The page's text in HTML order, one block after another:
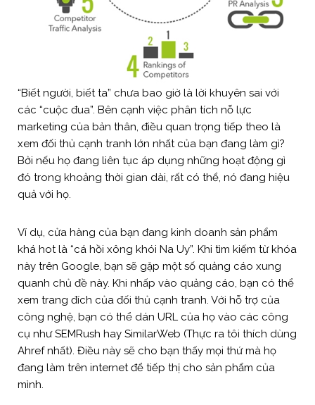
“Biết người, biết ta” chưa bao giờ là lời khuyên sai với
các “cuộc đua”. Bên cạnh việc phân tích nỗ lực
marketing của bản thân, điều quan trọng tiếp theo là
xem đối thủ cạnh tranh lớn nhất của bạn đang làm gì?
Bởi nếu họ đang liên tục áp dụng những hoạt động gì
đó trong khoảng thời gian dài, rất có thể, nó đang hiệu
quả với họ.
Ví dụ, cửa hàng của bạn đang kinh doanh sản phẩm
khá hot là “cá hồi xông khói Na Uy”. Khi tìm kiếm từ khóa
này trên Google, bạn sẽ gặp một số quảng cáo xung
quanh chủ đề này. Khi nhấp vào quảng cáo, bạn có thể
xem trang đích của đối thủ cạnh tranh. Với hỗ trợ của
công nghệ, bạn có thể dán URL của họ vào các công
cụ như SEMRush hay SimilarWeb (Thực ra tôi thích dùng
Ahref nhất). Điều này sẽ cho bạn thấy mọi thứ mà họ
đang làm trên internet để tiếp thị cho sản phẩm của
mình.